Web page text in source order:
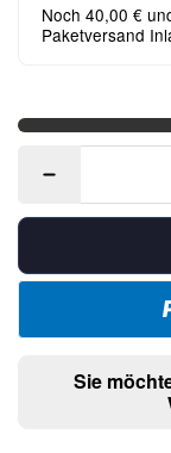
Noch 40,00 €
Paketversand
Sie